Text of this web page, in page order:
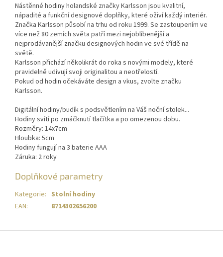
Nástěnné hodiny holandské značky Karlsson jsou kvalitní,
nápadité a funkční designové doplňky, které oživí každý interiér.
Značka Karlsson působí na trhu od roku 1999. Se zastoupením ve
více než 80 zemích světa patří mezi nejoblíbenější a
nejprodávanější značku designových hodin ve své třídě na
světě.
Karlsson přichází několikrát do roka s novými modely, které
pravidelně udivují svoji originalitou a neotřelostí.
Pokud od hodin očekáváte design a vkus, zvolte značku
Karlsson.
Digitální hodiny/budík s podsvětlením na Váš noční stolek...
Hodiny svítí po zmáčknutí tlačítka a po omezenou dobu.
Rozměry: 14x7cm
Hloubka: 5cm
Hodiny fungují na 3 baterie AAA
Záruka: 2 roky
Doplňkové parametry
Kategorie: Stolní hodiny
EAN: 8714302656200